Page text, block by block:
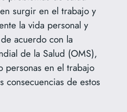
surgir en el trabajo y
la vida personal y
acuerdo con la
de la Salud (OMS),
personas en el trabajo
consecuencias de estos